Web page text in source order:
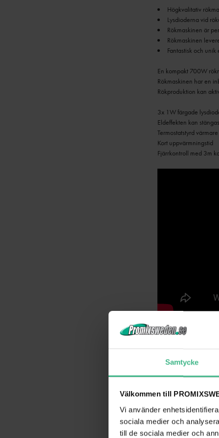
Samtycke
Välkommen till
Vi använder
sociala medier och
till de sociala medier och
Fantastisk och unik
En kompakt 700W
Rökmaskinen har en
Rökproduktion kan
3x 1W färgade
Eldeffekten kan
Termostatstyrd värmare
Kort uppvärmningstid
*Missa inte beställa
En kompakt 700W
produceras.
den på ett tag.